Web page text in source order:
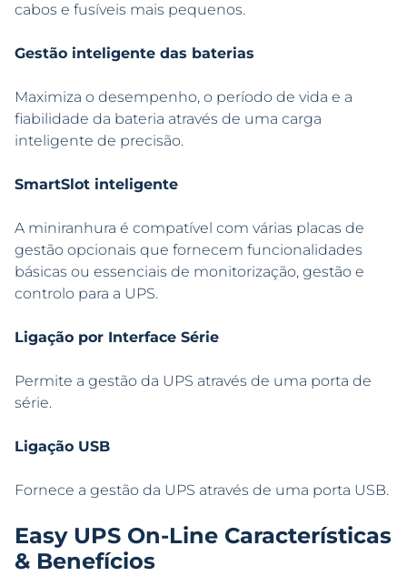
cabos e fusíveis mais pequenos.
Gestão inteligente das baterias
Maximiza o desempenho, o período de vida e a
fiabilidade da bateria através de uma carga
inteligente de precisão.
SmartSlot inteligente
A miniranhura é compatível com várias placas de
gestão opcionais que fornecem funcionalidades
básicas ou essenciais de monitorização, gestão e
controlo para a UPS.
Ligação por Interface Série
Permite a gestão da UPS através de uma porta de
série.
Ligação USB
Fornece a gestão da UPS através de uma porta USB.
Easy UPS On-Line Características
& Benefícios